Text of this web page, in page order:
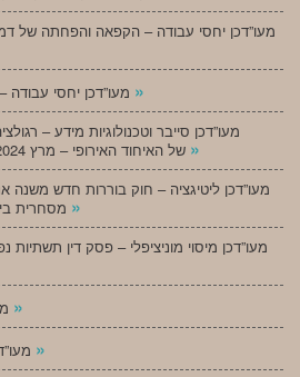
»
מעו”דכן סייבר וטכנולוגיות מידע –
»
מעו”דכן ליטיגציה – חוק בוררות חדש משנה
»
מעו”דכן מיסוי מוניציפלי – פסק דין
»
»